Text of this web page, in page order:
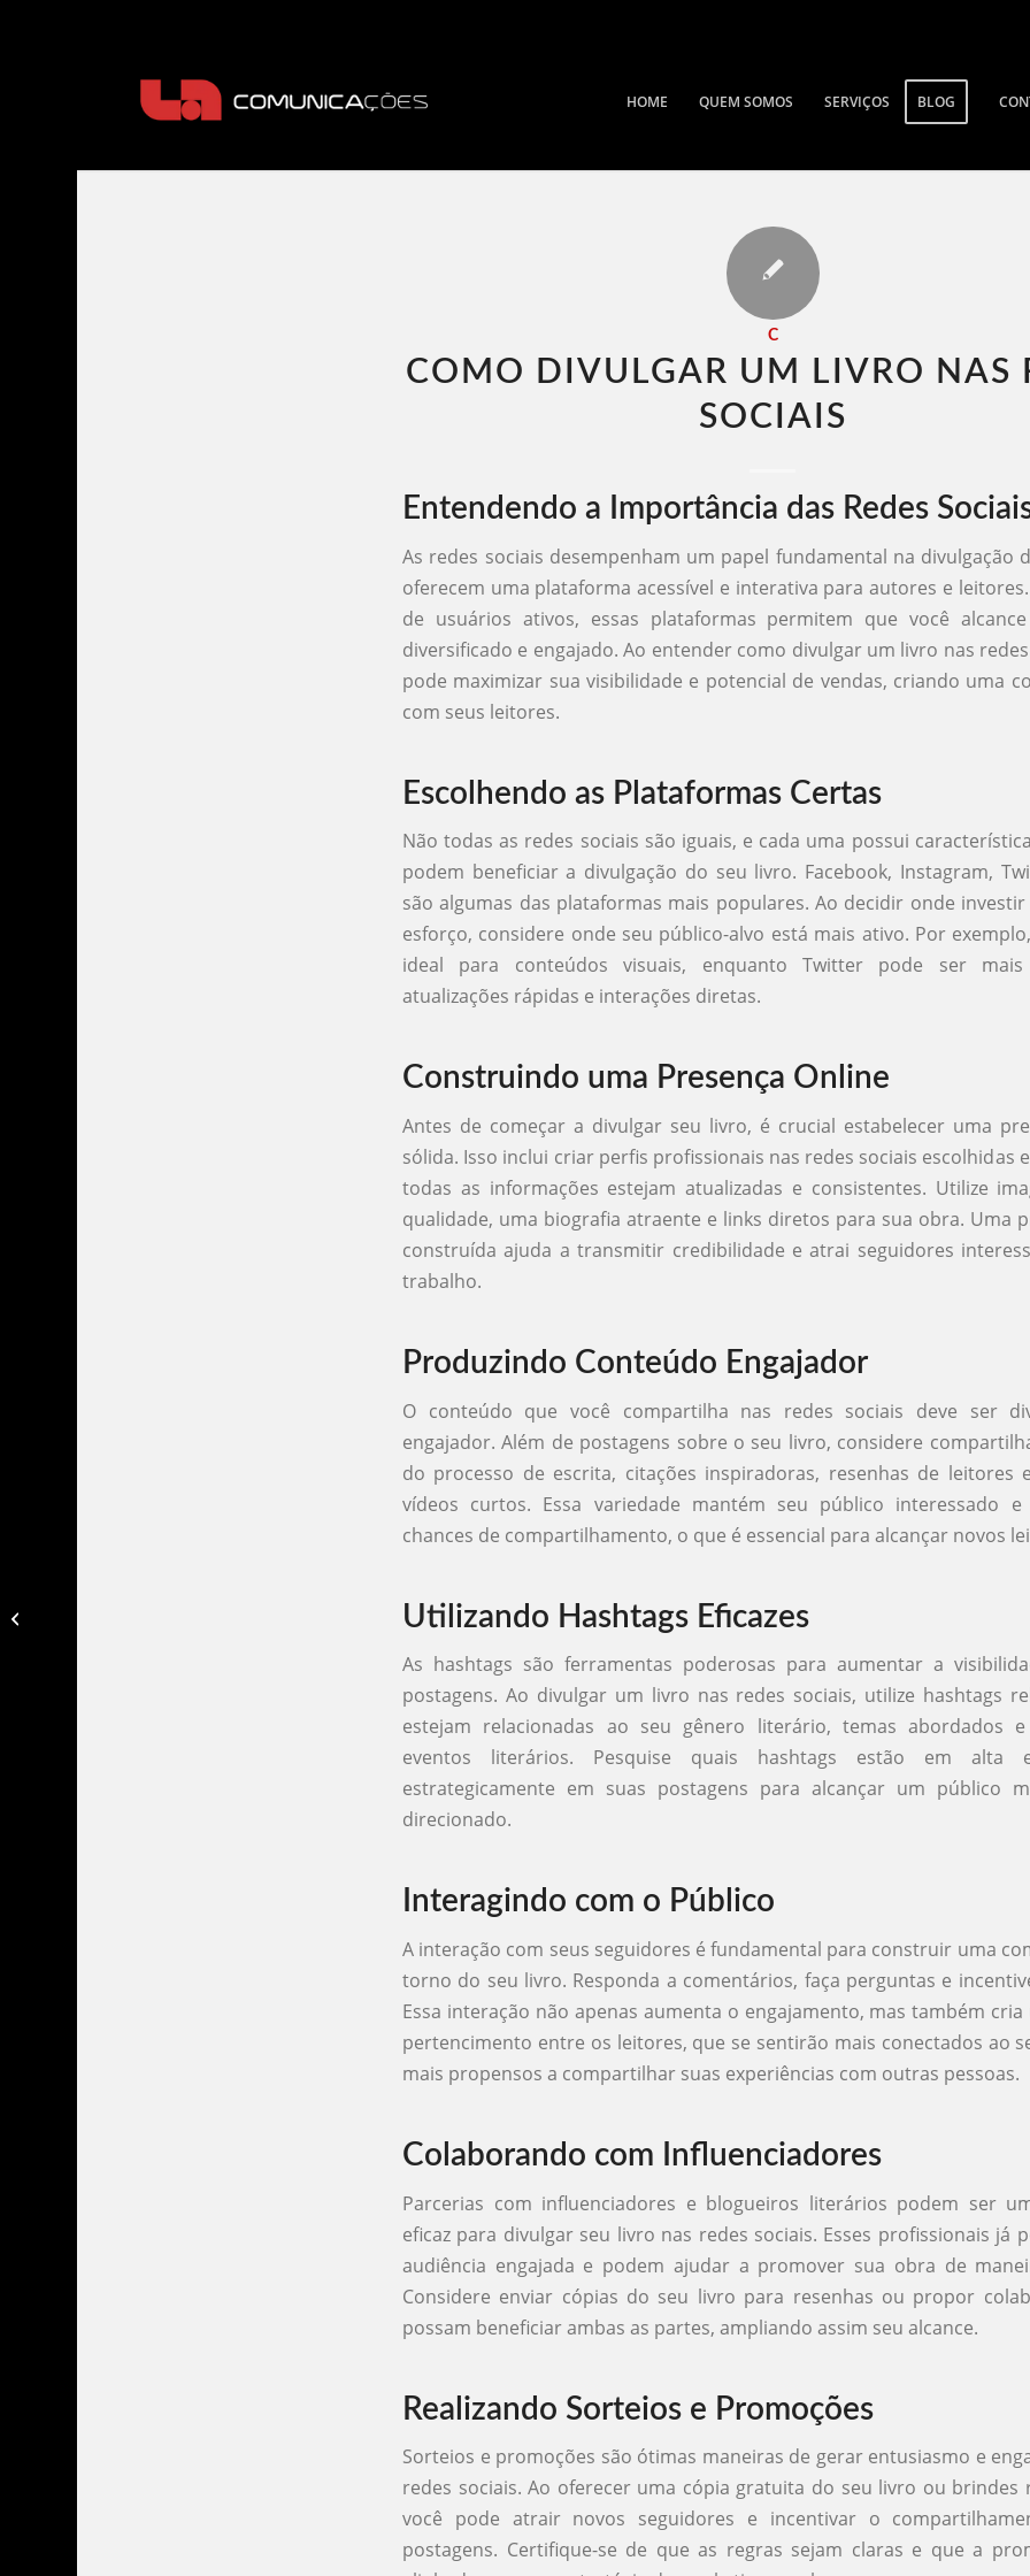
HOME QUEM SOMOS SERVIÇOS BLOG
C
COMO DIVULGAR UM LIVRO NAS
SOCIAIS​
Entendendo a Importância das Redes
As redes sociais desempenham um papel fundamental na divulgação
oferecem uma plataforma acessível e interativa para autores e
de usuários ativos, essas plataformas permitem que você
diversificado e engajado. Ao entender como divulgar um livro nas
pode maximizar sua visibilidade e potencial de vendas, criando uma
com seus leitores.
Escolhendo as Plataformas Certas
Não todas as redes sociais são iguais, e cada uma possui
podem beneficiar a divulgação do seu livro. Facebook, Instagram,
são algumas das plataformas mais populares. Ao decidir onde
esforço, considere onde seu público-alvo está mais ativo. Por
ideal para conteúdos visuais, enquanto Twitter pode ser
atualizações rápidas e interações diretas.
Construindo uma Presença Online
Antes de começar a divulgar seu livro, é crucial estabelecer uma
sólida. Isso inclui criar perfis profissionais nas redes sociais escolhidas
todas as informações estejam atualizadas e consistentes. Utilize
qualidade, uma biografia atraente e links diretos para sua obra. Uma
construída ajuda a transmitir credibilidade e atrai seguidores
trabalho.
Produzindo Conteúdo Engajador
O conteúdo que você compartilha nas redes sociais deve ser
engajador. Além de postagens sobre o seu livro, considere
do processo de escrita, citações inspiradoras, resenhas de leitores
vídeos curtos. Essa variedade mantém seu público interessado e
chances de compartilhamento, o que é essencial para alcançar novos
Utilizando Hashtags Eficazes
As hashtags são ferramentas poderosas para aumentar a
postagens. Ao divulgar um livro nas redes sociais, utilize hashtags
estejam relacionadas ao seu gênero literário, temas abordados
eventos literários. Pesquise quais hashtags estão em alta
estrategicamente em suas postagens para alcançar um público
direcionado.
Interagindo com o Público
A interação com seus seguidores é fundamental para construir uma
torno do seu livro. Responda a comentários, faça perguntas e
Essa interação não apenas aumenta o engajamento, mas também cria
pertencimento entre os leitores, que se sentirão mais conectados ao
mais propensos a compartilhar suas experiências com outras pessoas.
Colaborando com Influenciadores
Parcerias com influenciadores e blogueiros literários podem ser
eficaz para divulgar seu livro nas redes sociais. Esses profissionais já
audiência engajada e podem ajudar a promover sua obra de
Considere enviar cópias do seu livro para resenhas ou propor
possam beneficiar ambas as partes, ampliando assim seu alcance.
Realizando Sorteios e Promoções
Sorteios e promoções são ótimas maneiras de gerar entusiasmo e
redes sociais. Ao oferecer uma cópia gratuita do seu livro ou brindes
você pode atrair novos seguidores e incentivar o
postagens. Certifique-se de que as regras sejam claras e que a